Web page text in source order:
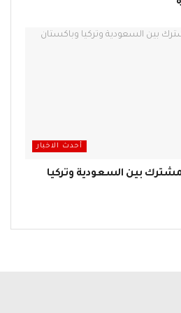
أحدث الاخبار
بين السعودية وتركيا